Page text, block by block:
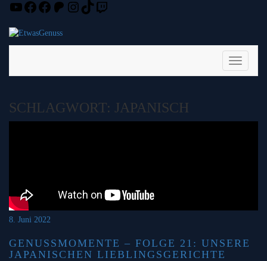
Skip
content
YouTube
Facebook
Facebook
Patreon
Instagram
TikTok
Twitch
Toggle
SCHLAGWORT: JAPANISCH
8. Juni 2022
GENUSSMOMENTE – FOLGE 21: UNSERE
JAPANISCHEN LIEBLINGSGERICHTE